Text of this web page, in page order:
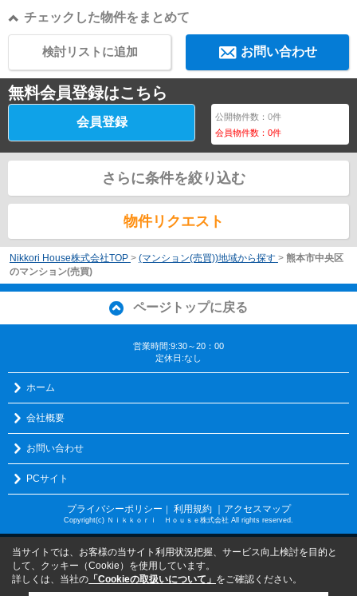
チェックした物件をまとめて
お問い合わせ
検討リストに追加
無料会員登録はこちら
会員登録 公開物件数：0件
会員物件数：0件
さらに条件を絞り込む
物件リクエスト
Nikkori House株式会社TOP > (マンション(売買))地域から探す > 熊本市中央区
のマンション(売買)
ページトップに戻る
営業時間:9:30～20：00
定休日:なし
ホーム
会社概要
お問い合わせ
PCサイト
プライバシーポリシー ｜ 利用規約 ｜アクセスマップ
Copyright(c) Ｎｉｋｋｏｒｉ Ｈｏｕｓｅ株式会社 All rights reserved.
当サイトでは、お客様の当サイト利用状況把握、サービス向上検討を目的と
して、クッキー（Cookie）を使用しています。
詳しくは、当社の 「Cookieの取扱いについて」 をご確認ください。